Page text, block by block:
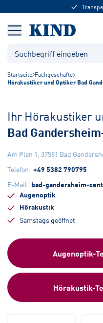
Startseite Fachgeschäfte
Hörakustiker und Optiker Bad
Ihr Hörakustiker
Bad
Am Plan 1, 37581 Bad
Telefon: +49 5382 790795
E-Mail: bad-gandersheim-
Augenoptik
Hörakustik
Samstags geöffnet
Augenoptik-
Hörakustik-